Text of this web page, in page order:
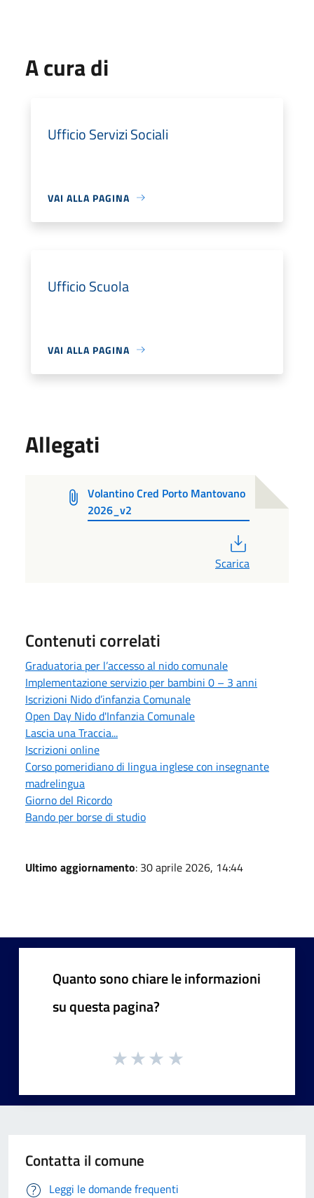
A cura di
Ufficio Servizi Sociali
VAI ALLA PAGINA
Ufficio Scuola
VAI ALLA PAGINA
Allegati
Volantino Cred Porto Mantovano
2026_v2
Scarica
Contenuti correlati
Graduatoria per l’accesso al nido comunale
Implementazione servizio per bambini 0 – 3 anni
Iscrizioni Nido d’infanzia Comunale
Open Day Nido d'Infanzia Comunale
Lascia una Traccia...
Iscrizioni online
Corso pomeridiano di lingua inglese con insegnante
madrelingua
Giorno del Ricordo
Bando per borse di studio
Ultimo aggiornamento: 30 aprile 2026, 14:44
Quanto sono chiare le informazioni
su questa pagina?
Contatta il comune
Leggi le domande frequenti